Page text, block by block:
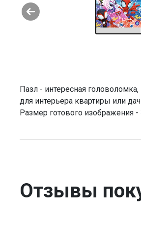
Пазл - интересная
для интерьера квартиры или
Размер готового изображения -
Отзывы